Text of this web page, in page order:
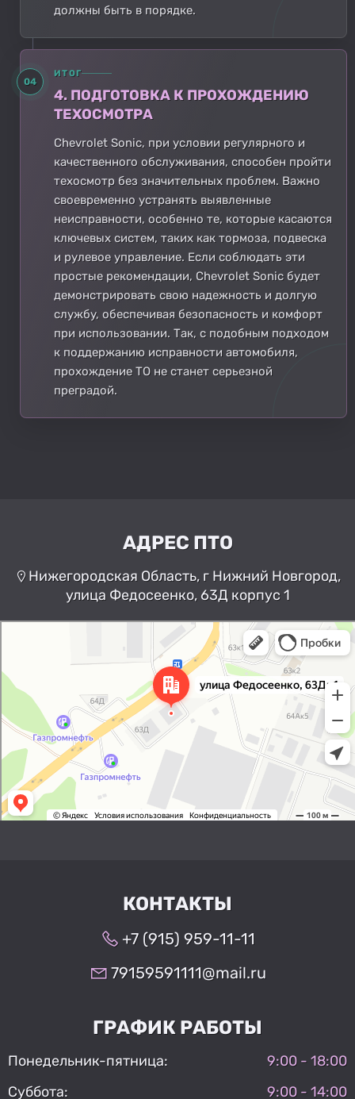
должны быть в порядке.
04
ИТОГ
4. ПОДГОТОВКА К ПРОХОЖДЕНИЮ
ТЕХОСМОТРА
Chevrolet Sonic, при условии регулярного и
качественного обслуживания, способен пройти
техосмотр без значительных проблем. Важно
своевременно устранять выявленные
неисправности, особенно те, которые касаются
ключевых систем, таких как тормоза, подвеска
и рулевое управление. Если соблюдать эти
простые рекомендации, Chevrolet Sonic будет
демонстрировать свою надежность и долгую
службу, обеспечивая безопасность и комфорт
при использовании. Так, с подобным подходом
к поддержанию исправности автомобиля,
прохождение ТО не станет серьезной
преградой.
АДРЕС ПТО
Нижегородская Область, г Нижний Новгород,
улица Федосеенко, 63Д корпус 1
Нижний Новгород
Улица Федосеенко, 63Дк1 —
Яндекс Карты
КОНТАКТЫ
+7 (915) 959-11-11
79159591111@mail.ru
ГРАФИК РАБОТЫ
Понедельник-пятница:
9:00 - 18:00
Суббота:
9:00 - 14:00